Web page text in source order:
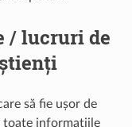
/ lucruri de
să fie ușor de
toate informațiile